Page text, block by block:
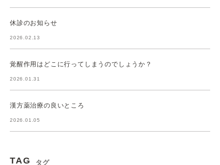
休診のお知らせ
2026.02.13
覚醒作用はどこに行ってしまうのでしょうか？
2026.01.31
漢方薬治療の良いところ
2026.01.05
TAG タグ